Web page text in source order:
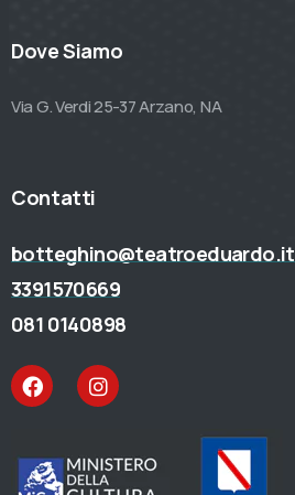
Dove Siamo
Via G. Verdi 25-37 Arzano, NA
Contatti
botteghino@teatroeduardo.it
3391570669
081 0140898